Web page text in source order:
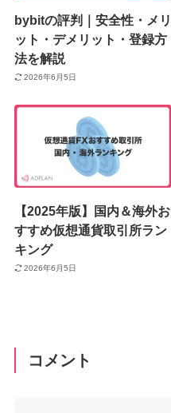
bybitの評判｜安全性・メリ
ット・デメリット・登録方
法を解説
2026年6月5日
【2025年版】国内＆海外お
すすめ仮想通貨取引所ラン
キング
2026年6月5日
コメント